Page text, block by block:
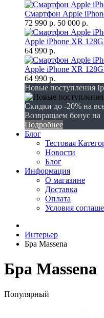
Смартфон Apple
72 990 р. 50 000 р.
Apple iPhone XR
64 990 р.
Apple iPhone XR
64 990 р.
Новые поступления
Скидки до -20% на
Возвращаем бонус на
Подробнее
Блог
Тестовая
Новости
Блог
Информация
О магазине
Доставка
Оплата
Условия
Интерьер
Бра Massena
Бра Massena
Популярный